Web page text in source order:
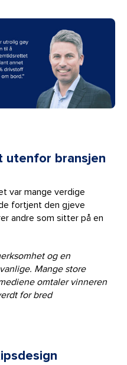
utenfor bransjen
var mange verdige
fortjent den gjeve
andre som sitter på en
og en
Mange store
omtaler vinneren
for bred